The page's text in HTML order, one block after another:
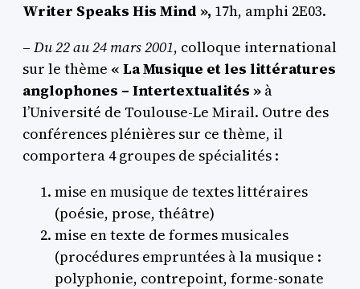
Writer Speaks His Mind », 17h, amphi 2E03.
– Du 22 au 24 mars 2001, colloque international
sur le thème « La Musique et les littératures
anglophones – Intertextualités » à
l’Université de Toulouse-Le Mirail. Outre des
conférences plénières sur ce thème, il
comportera 4 groupes de spécialités :
mise en musique de textes littéraires
(poésie, prose, théâtre)
mise en texte de formes musicales
(procédures empruntées à la musique :
polyphonie, contrepoint, forme-sonate